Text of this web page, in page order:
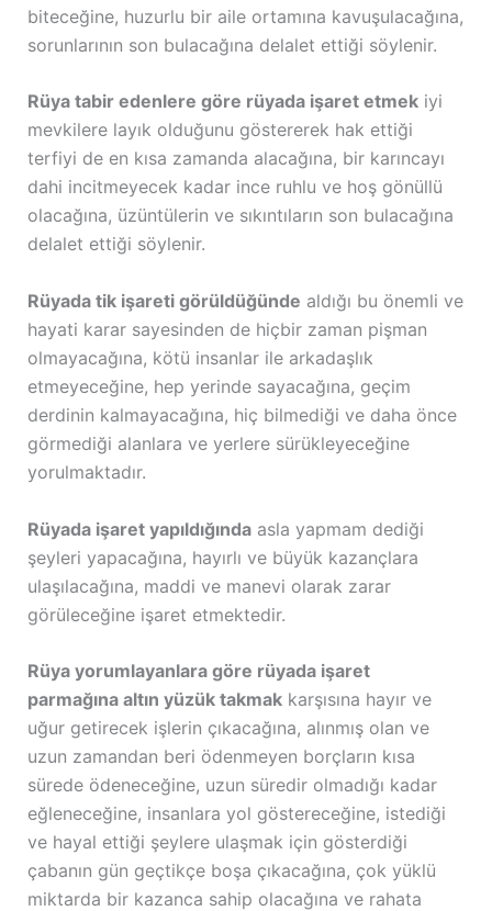
biteceğine, huzurlu bir aile ortamına kavuşulacağına,
sorunlarının son bulacağına delalet ettiği söylenir.
Rüya tabir edenlere göre rüyada işaret etmekiyi
mevkilere layık olduğunu göstererek hak ettiği
terfiyi de en kısa zamanda alacağına, bir karıncayı
dahi incitmeyecek kadar ince ruhlu ve hoş gönüllü
olacağına, üzüntülerin ve sıkıntıların son bulacağına
delalet ettiği söylenir.
Rüyada tik işareti görüldüğünde aldığı bu önemli ve
hayati karar sayesinden de hiçbir zaman pişman
olmayacağına, kötü insanlar ile arkadaşlık
etmeyeceğine, hep yerinde sayacağına, geçim
derdinin kalmayacağına, hiç bilmediği ve daha önce
görmediği alanlara ve yerlere sürükleyeceğine
yorulmaktadır.
Rüyada işaret yapıldığındaasla yapmam dediği
şeyleri yapacağına, hayırlı ve büyük kazançlara
ulaşılacağına, maddi ve manevi olarak zarar
görüleceğine işaret etmektedir.
Rüya yorumlayanlara göre rüyada işaret
parmağına altın yüzük takmakkarşısına hayır ve
uğur getirecek işlerin çıkacağına, alınmış olan ve
uzun zamandan beri ödenmeyen borçların kısa
sürede ödeneceğine, uzun süredir olmadığı kadar
eğleneceğine, insanlara yol göstereceğine, istediği
ve hayal ettiği şeylere ulaşmak için gösterdiği
çabanın gün geçtikçe boşa çıkacağına, çok yüklü
miktarda bir kazanca sahip olacağına ve rahata